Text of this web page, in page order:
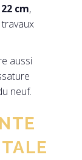
22 cm,
aussi
neuf.